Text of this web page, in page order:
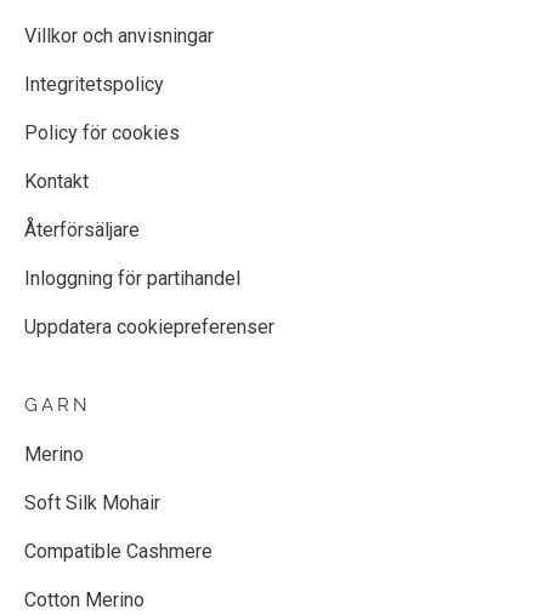
Villkor och anvisningar
Integritetspolicy
Policy för cookies
Kontakt
Återförsäljare
Inloggning för partihandel
Uppdatera cookiepreferenser
GARN
Merino
Soft Silk Mohair
Compatible Cashmere
Cotton Merino